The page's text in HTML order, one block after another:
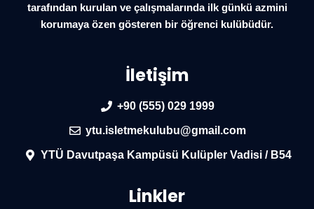
tarafından kurulan ve çalışmalarında ilk günkü azmini
korumaya özen gösteren bir öğrenci kulübüdür.
İletişim
+90 (555) 029 1999
ytu.isletmekulubu@gmail.com
YTÜ Davutpaşa Kampüsü Kulüpler Vadisi / B54
Linkler